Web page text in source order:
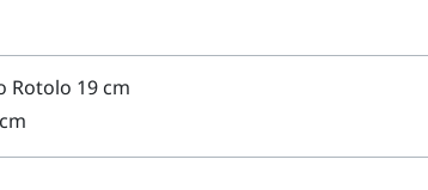
Biodegradabili
Rotolo 19 cm